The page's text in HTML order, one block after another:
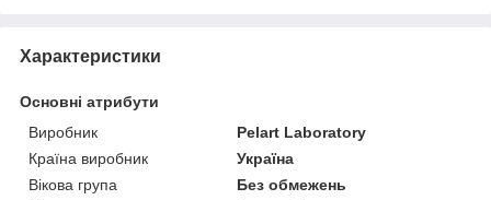
Характеристики
Основні атрибути
Виробник
Pelart Laboratory
Країна виробник
Україна
Вікова група
Без обмежень